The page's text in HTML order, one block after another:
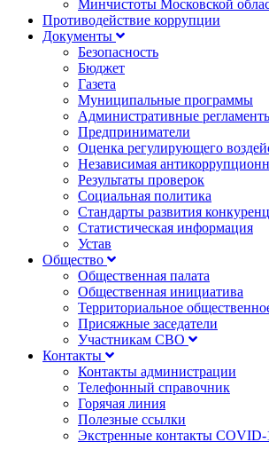
Минчистоты Московской
Противодействие коррупции
Документы
Безопасность
Бюджет
Газета
Муниципальные программы
Административные
Предприниматели
Оценка регулирующего
Независимая
Результаты проверок
Социальная политика
Стандарты развития
Статистическая информация
Устав
Общество
Общественная палата
Общественная инициатива
Территориальное
Присяжные заседатели
Участникам СВО
Контакты
Контакты администрации
Телефонный справочник
Горячая линия
Полезные ссылки
Экстренные контакты COVID-